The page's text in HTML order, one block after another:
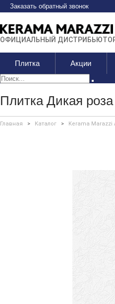
Заказать обратный звонок
ОФИЦИАЛЬНЫЙ
Плитка Акции
Плитка Дикая
Главная > Каталог > Kerama Marazzi